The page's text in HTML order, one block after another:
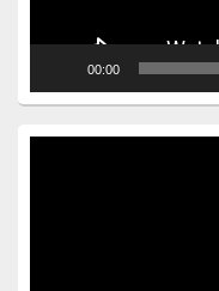
00:00